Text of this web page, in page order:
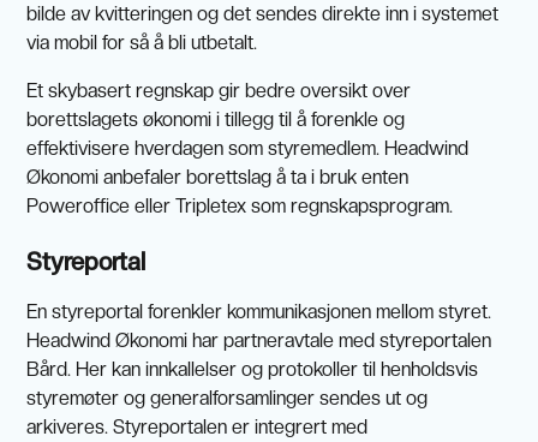
bilde av kvitteringen og det sendes direkte inn i systemet
via mobil for så å bli utbetalt.
Et skybasert regnskap gir bedre oversikt over
borettslagets økonomi i tillegg til å forenkle og
effektivisere hverdagen som styremedlem. Headwind
Økonomi anbefaler borettslag å ta i bruk enten
Poweroffice eller Tripletex som regnskapsprogram.
Styreportal
En styreportal forenkler kommunikasjonen mellom styret.
Headwind Økonomi har partneravtale med styreportalen
Bård. Her kan innkallelser og protokoller til henholdsvis
styremøter og generalforsamlinger sendes ut og
arkiveres. Styreportalen er integrert med